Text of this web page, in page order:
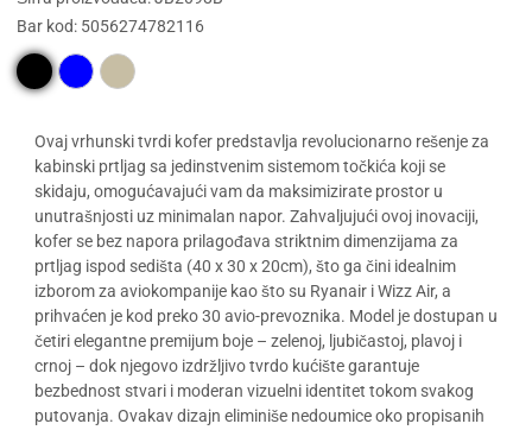
Bar kod: 5056274782116
Ovaj vrhunski tvrdi kofer predstavlja revolucionarno rešenje za
kabinski prtljag sa jedinstvenim sistemom točkića koji se
skidaju, omogućavajući vam da maksimizirate prostor u
unutrašnjosti uz minimalan napor. Zahvaljujući ovoj inovaciji,
kofer se bez napora prilagođava striktnim dimenzijama za
prtljag ispod sedišta (40 x 30 x 20cm), što ga čini idealnim
izborom za aviokompanije kao što su Ryanair i Wizz Air, a
prihvaćen je kod preko 30 avio-prevoznika. Model je dostupan u
četiri elegantne premijum boje – zelenoj, ljubičastoj, plavoj i
crnoj – dok njegovo izdržljivo tvrdo kućište garantuje
bezbednost stvari i moderan vizuelni identitet tokom svakog
putovanja. Ovakav dizajn eliminiše nedoumice oko propisanih